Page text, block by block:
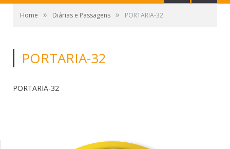
Home » Diárias e Passagens » PORTARIA-32
PORTARIA-32
PORTARIA-32